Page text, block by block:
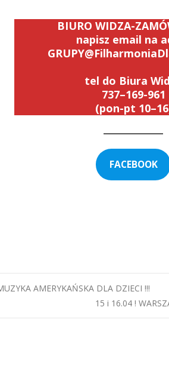
BIURO WIDZA-
napisz email na
tel do Biura
737–169-961
(pon-pt
FACEBOOK
AMERYKAŃSKA DLA DZIECI !!!
15 i 16.04 !